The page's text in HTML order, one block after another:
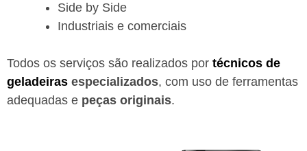
Side by Side
Industriais e comerciais
Todos os serviços são realizados por técnicos de
geladeiras especializados, com uso de ferramentas
adequadas e peças originais.